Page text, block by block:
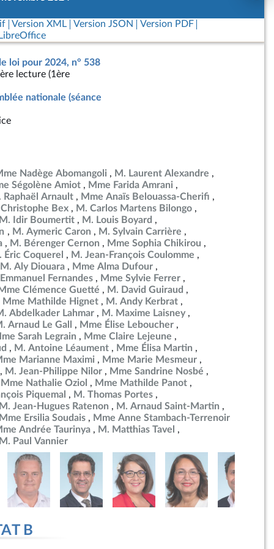
Version XML Version JSON
Version PDF
loi pour 2024, n° 538
lecture (1ère
nationale (séance
Nadège Abomangoli
M. Laurent Alexandre
Ségolène Amiot
Mme Farida Amrani
Raphaël Arnault
Mme Anaïs Belouassa-Cherifi
Bex
M. Carlos Martens Bilongo
Idir Boumertit
M. Louis Boyard
M. Aymeric Caron
M. Sylvain Carrière
M. Bérenger Cernon
Mme Sophia Chikirou
Éric Coquerel
M. Jean-François Coulomme
M. Aly Diouara
Mme Alma Dufour
Fernandes
Mme Sylvie Ferrer
Clémence Guetté
M. David Guiraud
Mme Mathilde Hignet
M. Andy Kerbrat
Abdelkader Lahmar
M. Maxime Laisney
Arnaud Le Gall
Mme Élise Leboucher
Sarah Legrain
Mme Claire Lejeune
M. Antoine Léaument
Mme Élisa Martin
Marianne Maximi
Mme Marie Mesmeur
M. Jean-Philippe Nilor
Mme Sandrine Nosbé
Mme Nathalie Oziol
Mme Mathilde Panot
Piquemal
M. Thomas Portes
Jean-Hugues Ratenon
M. Arnaud Saint-Martin
Ersilia Soudais
Mme Anne Stambach-Terrenoir
Andrée Taurinya
M. Matthias Tavel
Paul Vannier
B